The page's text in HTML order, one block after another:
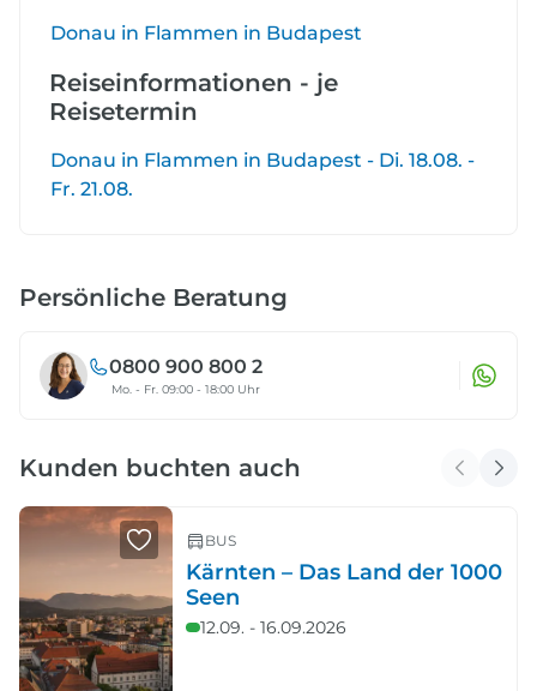
Donau in Flammen in Budapest
Reiseinformationen - je
Reisetermin
Donau in Flammen in Budapest - Di. 18.08. -
Fr. 21.08.
Persönliche Beratung
0800 900 800 2
Mo. - Fr. 09:00 - 18:00 Uhr
Kunden buchten auch
BUS
Kärnten – Das Land der 1000
Seen
12.09. - 16.09.2026